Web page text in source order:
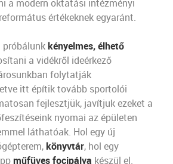
a modern oktatási intézményi
értékeknek egyaránt.
próbálunkkényelmes, élhető
a vidékről ideérkező
folytatják
itt építik tovább sportolói
fejlesztjük, javítjuk ezeket a
nyomai az épületen
láthatóak. Hol egy új
könyvtár, hol egy
műfüves focipálya készül el.